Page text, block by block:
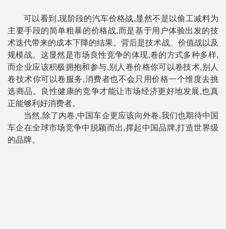
可以看到,现阶段的汽车价格战,显然不是以偷工减料为
主要手段的简单粗暴的价格战,而是基于用户体验出发的技
术迭代带来的成本下降的结果。背后是技术战、价值战以及
规模战。这显然是市场良性竞争的体现,卷的方式多种多样,
而企业应该积极拥抱和参与,别人卷价格你可以卷技术,别人
卷技术你可以卷服务,消费者也不会只用价格一个维度去挑
选商品。良性健康的竞争才能让市场经济更好地发展,也真
正能够利好消费者。
当然,除了内卷,中国车企更应该向外卷,我们也期待中国
车企在全球市场竞争中脱颖而出,撑起中国品牌,打造世界级
的品牌。